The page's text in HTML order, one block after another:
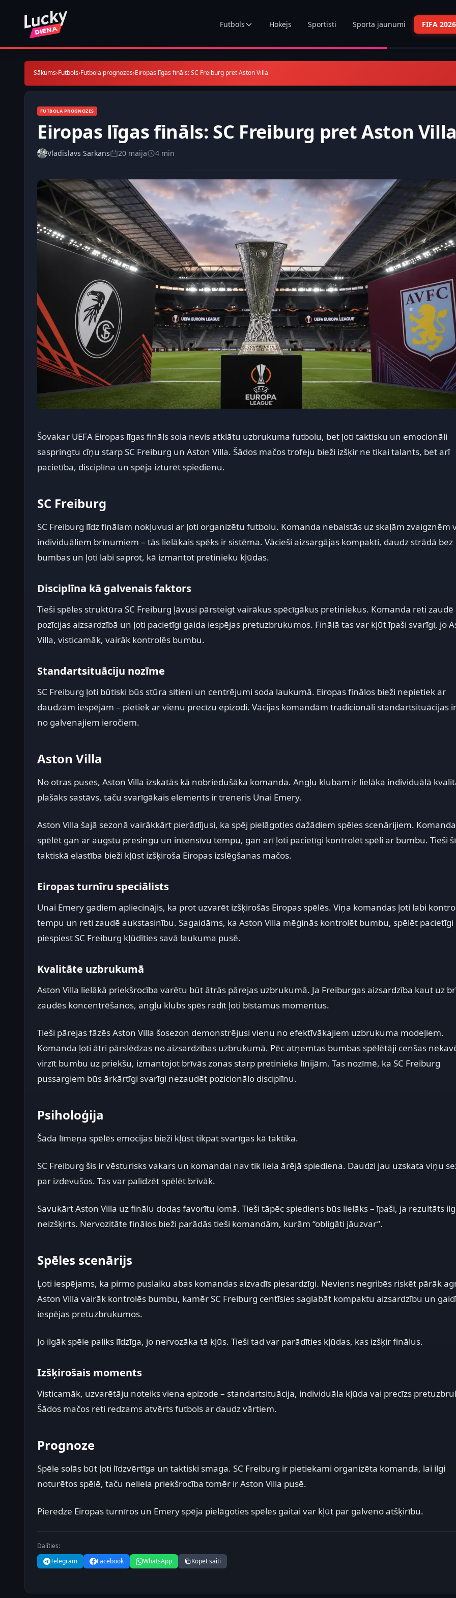
Futbols Hokejs Sportisti Sporta jaunumi FIFA
Sākums›Futbols›Futbola prognozes›Eiropas līgas fināls: SC Freiburg pret Aston Villa
FUTBOLA PROGNOZES
Eiropas līgas fināls: SC Freiburg pret Aston Villa
Vladislavs Sarkans 20 maija 4 min
Šovakar UEFA Eiropas līgas fināls sola nevis atklātu uzbrukuma futbolu, bet ļoti taktisku un emocionāli
saspringtu cīņu starp SC Freiburg un Aston Villa. Šādos mačos trofeju bieži izšķir ne tikai talants, bet arī
pacietība, disciplīna un spēja izturēt spiedienu.
SC Freiburg
SC Freiburg līdz finālam nokļuvusi ar ļoti organizētu futbolu. Komanda nebalstās uz skaļām zvaigznēm
individuāliem brīnumiem – tās lielākais spēks ir sistēma. Vācieši aizsargājas kompakti, daudz strādā bez
bumbas un ļoti labi saprot, kā izmantot pretinieku kļūdas.
Disciplīna kā galvenais faktors
Tieši spēles struktūra SC Freiburg ļāvusi pārsteigt vairākus spēcīgākus pretiniekus. Komanda reti zaudē
pozīcijas aizsardzībā un ļoti pacietīgi gaida iespējas pretuzbrukumos. Finālā tas var kļūt īpaši svarīgi, jo
Villa, visticamāk, vairāk kontrolēs bumbu.
Standartsituāciju nozīme
SC Freiburg ļoti būtiski būs stūra sitieni un centrējumi soda laukumā. Eiropas finālos bieži nepietiek ar
daudzām iespējām – pietiek ar vienu precīzu epizodi. Vācijas komandām tradicionāli standartsituācijas
no galvenajiem ieročiem.
Aston Villa
No otras puses, Aston Villa izskatās kā nobriedušāka komanda. Angļu klubam ir lielāka individuālā
plašāks sastāvs, taču svarīgākais elements ir treneris Unai Emery.
Aston Villa šajā sezonā vairākkārt pierādījusi, ka spēj pielāgoties dažādiem spēles scenārijiem.
spēlēt gan ar augstu presingu un intensīvu tempu, gan arī ļoti pacietīgi kontrolēt spēli ar bumbu. Tieši šī
taktiskā elastība bieži kļūst izšķiroša Eiropas izslēgšanas mačos.
Eiropas turnīru speciālists
Unai Emery gadiem apliecinājis, ka prot uzvarēt izšķirošās Eiropas spēlēs. Viņa komandas ļoti labi
tempu un reti zaudē aukstasinību. Sagaidāms, ka Aston Villa mēģinās kontrolēt bumbu, spēlēt pacietīgi
piespiest SC Freiburg kļūdīties savā laukuma pusē.
Kvalitāte uzbrukumā
Aston Villa lielākā priekšrocība varētu būt ātrās pārejas uzbrukumā. Ja Freiburgas aizsardzība kaut uz
zaudēs koncentrēšanos, angļu klubs spēs radīt ļoti bīstamus momentus.
Tieši pārejas fāzēs Aston Villa šosezon demonstrējusi vienu no efektīvākajiem uzbrukuma modeļiem.
Komanda ļoti ātri pārslēdzas no aizsardzības uzbrukumā. Pēc atņemtas bumbas spēlētāji cenšas
virzīt bumbu uz priekšu, izmantojot brīvās zonas starp pretinieka līnijām. Tas nozīmē, ka SC Freiburg
pussargiem būs ārkārtīgi svarīgi nezaudēt pozicionālo disciplīnu.
Psiholoģija
Šāda līmeņa spēlēs emocijas bieži kļūst tikpat svarīgas kā taktika.
SC Freiburg šis ir vēsturisks vakars un komandai nav tik liela ārējā spiediena. Daudzi jau uzskata viņu
par izdevušos. Tas var palīdzēt spēlēt brīvāk.
Savukārt Aston Villa uz finālu dodas favorītu lomā. Tieši tāpēc spiediens būs lielāks – īpaši, ja rezultāts
neizšķirts. Nervozitāte finālos bieži parādās tieši komandām, kurām “obligāti jāuzvar”.
Spēles scenārijs
Ļoti iespējams, ka pirmo puslaiku abas komandas aizvadīs piesardzīgi. Neviens negribēs riskēt pārāk
Aston Villa vairāk kontrolēs bumbu, kamēr SC Freiburg centīsies saglabāt kompaktu aizsardzību un
iespējas pretuzbrukumos.
Jo ilgāk spēle paliks līdzīga, jo nervozāka tā kļūs. Tieši tad var parādīties kļūdas, kas izšķir finālus.
Izšķirošais moments
Visticamāk, uzvarētāju noteiks viena epizode – standartsituācija, individuāla kļūda vai precīzs
Šādos mačos reti redzams atvērts futbols ar daudz vārtiem.
Prognoze
Spēle solās būt ļoti līdzvērtīga un taktiski smaga. SC Freiburg ir pietiekami organizēta komanda, lai ilgi
noturētos spēlē, taču neliela priekšrocība tomēr ir Aston Villa pusē.
Pieredze Eiropas turnīros un Emery spēja pielāgoties spēles gaitai var kļūt par galveno atšķirību.
Dalīties:
Telegram
Facebook WhatsApp Kopēt saiti